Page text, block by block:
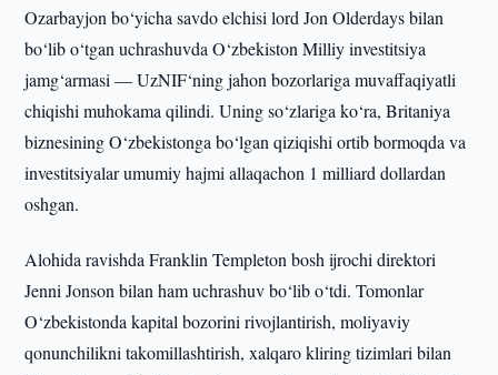
Ozarbayjon bo‘yicha savdo elchisi lord Jon Olderdays bilan
bo‘lib o‘tgan uchrashuvda O‘zbekiston Milliy investitsiya
jamg‘armasi — UzNIF‘ning jahon bozorlariga muvaffaqiyatli
chiqishi muhokama qilindi. Uning so‘zlariga ko‘ra, Britaniya
biznesining O‘zbekistonga bo‘lgan qiziqishi ortib bormoqda va
investitsiyalar umumiy hajmi allaqachon 1 milliard dollardan
oshgan.
Alohida ravishda Franklin Templeton bosh ijrochi direktori
Jenni Jonson bilan ham uchrashuv bo‘lib o‘tdi. Tomonlar
O‘zbekistonda kapital bozorini rivojlantirish, moliyaviy
qonunchilikni takomillashtirish, xalqaro kliring tizimlari bilan